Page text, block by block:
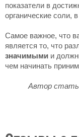
показатели в
органические соли,
Самое важное, что
является то, что
значимыми и
чем начинать
Автор